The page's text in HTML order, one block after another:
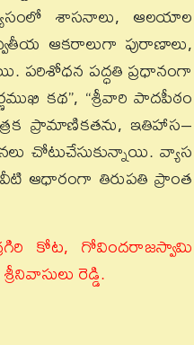
శాసనాలు, ఆలయాల
ఆకరాలుగా పురాణాలు,
పరిశోధన పద్ధతి ప్రధానంగా
కథ”, “శ్రీవారి పాదపీఠం
ప్రామాణికతను, ఇతిహాస–
చోటుచేసుకున్నాయి. వ్యాస
ఆధారంగా తిరుపతి ప్రాంత
కోట, గోవిందరాజస్వామి
రెడ్డి.